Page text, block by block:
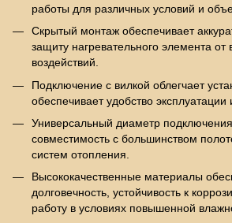
работы для различных условий и
Скрытый монтаж обеспечивает
защиту нагревательного элемента от
воздействий.
Подключение с вилкой облегчает
обеспечивает удобство эксплуатации
Универсальный диаметр
совместимость с большинством
систем отопления.
Высококачественные материалы
долговечность, устойчивость к
работу в условиях повышенной